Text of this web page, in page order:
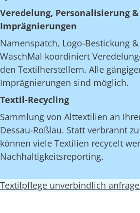
Veredelung, Personalisierung &
Imprägnierungen
Namenspatch, Logo-Bestickung &
WaschMal koordiniert
den Textilherstellern. Alle
Imprägnierungen sind möglich.
Textil-Recycling
Sammlung von Alttextilien an
Dessau-Roßlau. Statt verbrannt
können viele Textilien recycelt
Nachhaltigkeitsreporting.
Textilpflege unverbindlich